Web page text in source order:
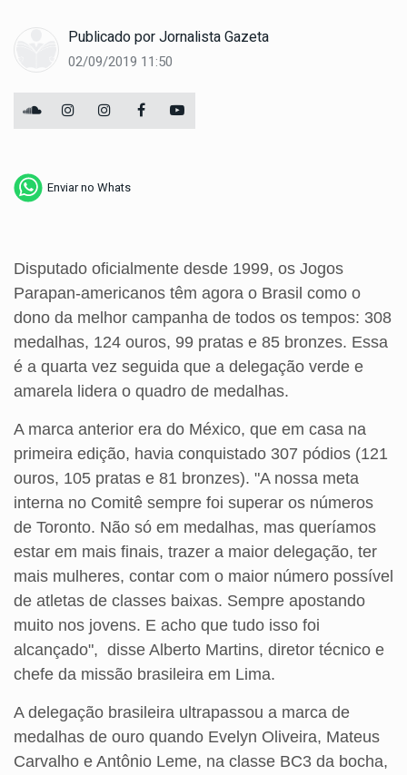
Publicado porJornalista Gazeta
02/09/2019 11:50
Enviar no Whats
Disputado oficialmente desde 1999, os Jogos
Parapan-americanos têm agora o Brasil como o
dono da melhor campanha de todos os tempos: 308
medalhas, 124 ouros, 99 pratas e 85 bronzes. Essa
é a quarta vez seguida que a delegação verde e
amarela lidera o quadro de medalhas.
A marca anterior era do México, que em casa na
primeira edição, havia conquistado 307 pódios (121
ouros, 105 pratas e 81 bronzes). "A nossa meta
interna no Comitê sempre foi superar os números
de Toronto. Não só em medalhas, mas queríamos
estar em mais finais, trazer a maior delegação, ter
mais mulheres, contar com o maior número possível
de atletas de classes baixas. Sempre apostando
muito nos jovens. E acho que tudo isso foi
alcançado", disse Alberto Martins, diretor técnico e
chefe da missão brasileira em Lima.
A delegação brasileira ultrapassou a marca de
medalhas de ouro quando Evelyn Oliveira, Mateus
Carvalho e Antônio Leme, na classe BC3 da bocha,